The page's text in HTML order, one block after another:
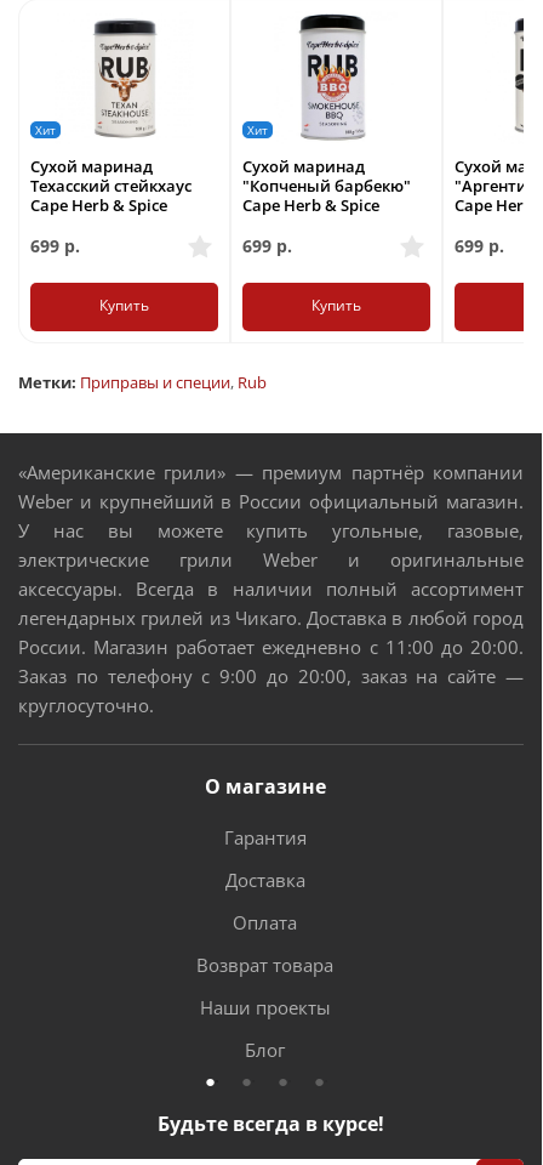
Хит
Сухой маринад
Техасский стейкхаус
Cape Herb & Spice
699 р.
Купить
Хит
Сухой маринад
"Копченый барбекю"
Cape Herb & Spice
699 р.
Купить
Сухой
Cape Herb
699 р.
Метки: Приправы и специи, Rub
«Американские грили» — премиум партнёр компании
Weber и крупнейший в России официальный магазин.
У нас вы можете купить угольные, газовые,
электрические грили Weber и оригинальные
аксессуары. Всегда в наличии полный ассортимент
легендарных грилей из Чикаго. Доставка в любой город
России. Магазин работает ежедневно с 11:00 до 20:00.
Заказ по телефону с 9:00 до 20:00, заказ на сайте —
круглосуточно.
О магазине
Гарантия
Доставка
Оплата
Возврат товара
Наши проекты
Блог
Будьте всегда в курсе!